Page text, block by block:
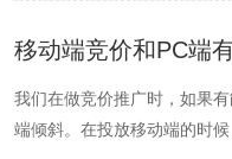
移动端竞价和PC端
我们在做竞价推广时，如果
端倾斜。在投放移动端的时